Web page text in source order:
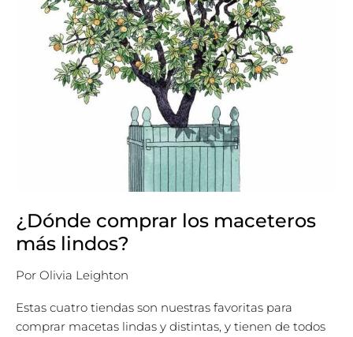
¿Dónde comprar los maceteros
más lindos?
Por Olivia Leighton
Estas cuatro tiendas son nuestras favoritas para
comprar macetas lindas y distintas, y tienen de todos